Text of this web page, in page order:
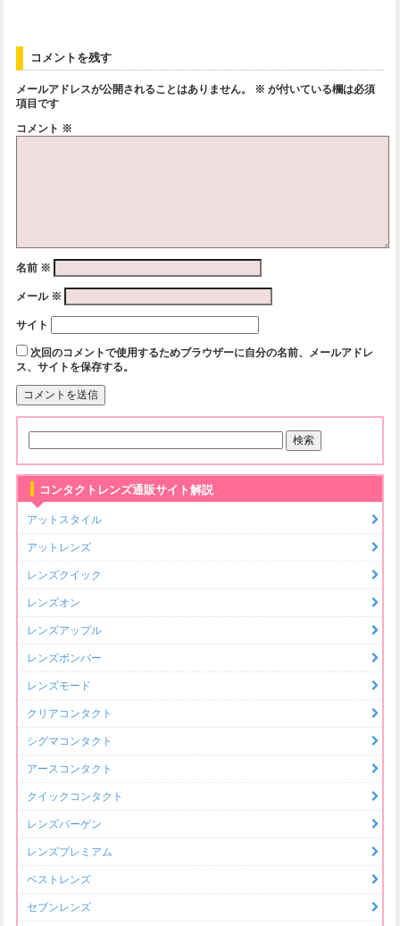
コメントを残す
メールアドレスが公開されることはありません。 ※ が付いている欄は必須
項目です
コメント ※
名前 ※
メール ※
サイト
次回のコメントで使用するためブラウザーに自分の名前、メールアドレ
ス、サイトを保存する。
コンタクトレンズ通販サイト解説
アットスタイル
アットレンズ
レンズクイック
レンズオン
レンズアップル
レンズボンバー
レンズモード
クリアコンタクト
シグマコンタクト
アースコンタクト
クイックコンタクト
レンズバーゲン
レンズプレミアム
ベストレンズ
セブンレンズ